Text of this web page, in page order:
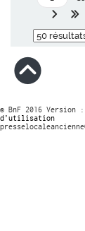
© BnF 2016 Version
d’utilisation